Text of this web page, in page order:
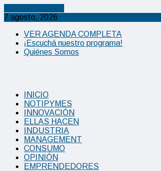
7 agosto, 2026
VER AGENDA COMPLETA
¡Escuchá nuestro programa!
Quiénes Somos
INICIO
NOTIPYMES
INNOVACIÓN
ELLAS HACEN
INDUSTRIA
MANAGEMENT
CONSUMO
OPINIÓN
EMPRENDEDORES